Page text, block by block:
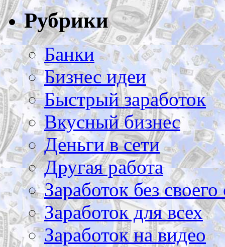
Рубрики
Банки
Бизнес идеи
Быстрый заработок
Вкусный бизнес
Деньги в сети
Другая работа
Заработок без своего
Заработок для всех
Заработок на видео